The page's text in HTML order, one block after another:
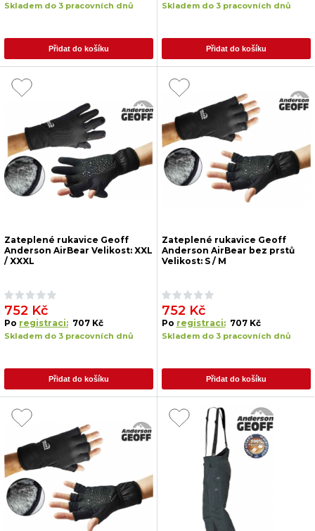
Skladem do 3 pracovních dnů
Přidat do košíku
Skladem do 3 pracovních dnů
Přidat do košíku
Zateplené rukavice Geoff
Anderson AirBear Velikost: XXL
/ XXXL
752 Kč
Po registraci: 707 Kč
Skladem do 3 pracovních dnů
Přidat do košíku
Zateplené rukavice Geoff
Anderson AirBear bez prstů
Velikost: S / M
752 Kč
Po registraci: 707 Kč
Skladem do 3 pracovních dnů
Přidat do košíku